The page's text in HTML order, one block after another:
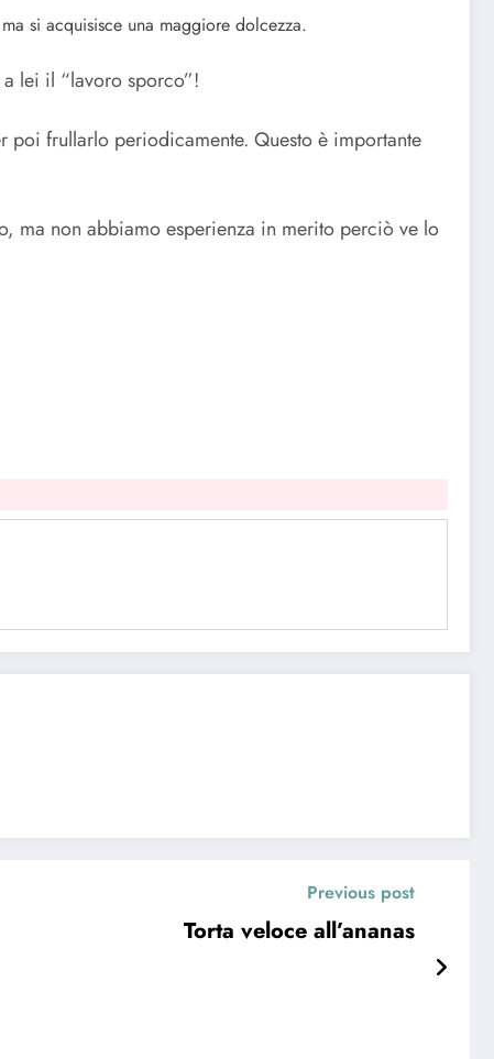
si acquisisce una maggiore dolcezza.
lei il “lavoro sporco”!
frullarlo periodicamente. Questo è importante
ma non abbiamo esperienza in merito perciò ve lo
Previous post
Torta veloce all’ananas